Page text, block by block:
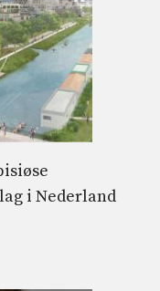
i Nederland